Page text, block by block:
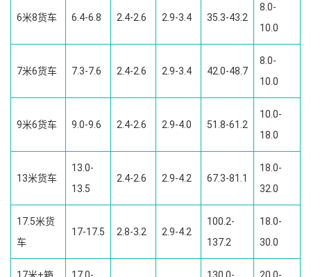
6米8货车 6.4-6.8 2.4-2.6 2.9-3.4 35.3-43.2
8.0-
10.0
7米6货车 7.3-7.6 2.4-2.6 2.9-3.4 42.0-48.7
8.0-
10.0
9米6货车 9.0-9.6 2.4-2.6 2.9-4.0 51.8-61.2
10.0-
18.0
13米货车
13.0-
13.5
2.4-2.6 2.9-4.2 67.3-81.1
18.0-
32.0
17.5米货
车
17-17.5 2.8-3.2 2.9-4.2
100.2-
137.2
18.0-
30.0